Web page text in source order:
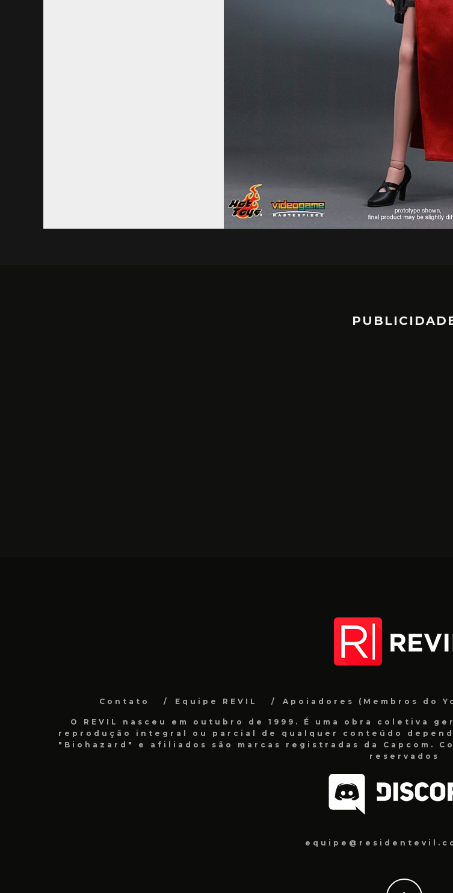
Contato Equipe REVIL Apoiadores (Membros do
O REVIL nasceu em outubro de 1999. É uma obra coletiva
reprodução integral ou parcial de qualquer conteúdo
"Biohazard" e afiliados são marcas registradas da Capcom.
reservados